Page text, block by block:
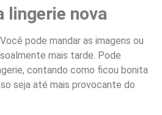
lingerie nova
pode mandar as imagens ou
mais tarde. Pode
contando como ficou bonita
seja até mais provocante do